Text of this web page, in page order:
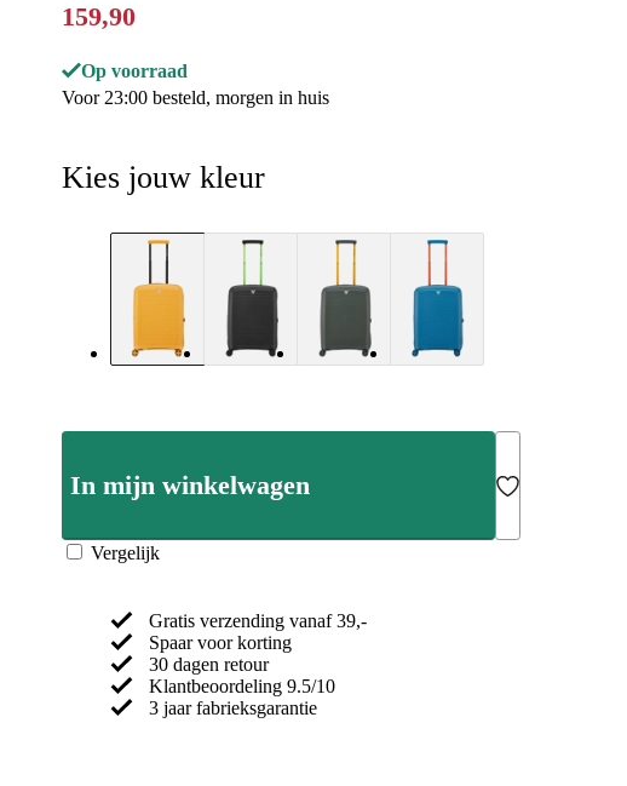
159,90
Op voorraad
Voor 23:00 besteld, morgen in huis
Kies jouw kleur
In mijn winkelwagen Add to Wishlist
Vergelijk
Gratis verzending vanaf 39,-
Spaar voor korting
30 dagen retour
Klantbeoordeling 9.5/10
3 jaar fabrieksgarantie